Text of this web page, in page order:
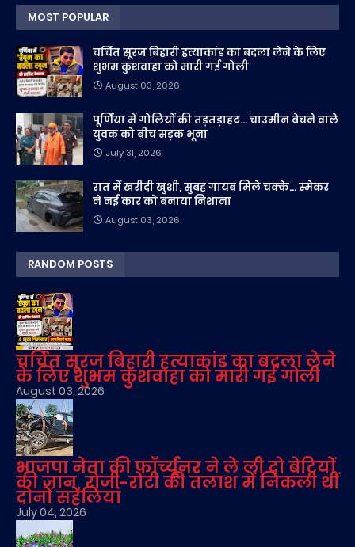
MOST POPULAR
चर्चित सूरज बिहारी हत्याकांड का बदला लेने के लिए
शुभम कुशवाहा को मारी गई गोली
August 03, 2026
पूर्णिया में गोलियों की तड़तड़ाहट... चाउमीन बेचने वाले
युवक को बीच सड़क भूना
July 31, 2026
रात में खरीदी खुशी, सुबह गायब मिले चक्के... स्मेकर
ने नई कार को बनाया निशाना
August 03, 2026
RANDOM POSTS
चर्चित सूरज बिहारी हत्याकांड का बदला लेने
के लिए शुभम कुशवाहा को मारी गई गोली
August 03, 2026
भाजपा नेता की फॉर्च्यूनर ने ले ली दो बेटियों
की जान, रोजी-रोटी की तलाश में निकली थीं
दोनों सहेलियां
July 04, 2026